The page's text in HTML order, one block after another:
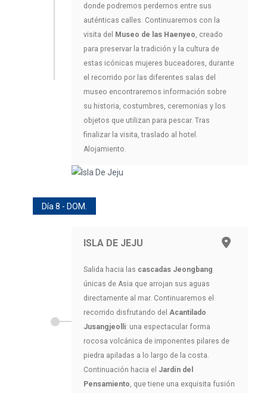
donde podremos perdernos entre sus
auténticas calles. Continuaremos con la
visita del Museo de las Haenyeo , creado
para preservar la tradición y la cultura de
estas icónicas mujeres buceadores, durante
el recorrido por las diferentes salas del
museo encontraremos información sobre
su historia, costumbres, ceremonias y los
objetos que utilizan para pescar. Tras
finalizar la visita, traslado al hotel.
Alojamiento.
Día 8 - DOM.
ISLA DE JEJU
Salida hacia las cascadas Jeongbang
únicas de Asia que arrojan sus aguas
directamente al mar. Continuaremos el
recorrido disfrutando del Acantilado
Jusangjeolli: una espectacular forma
rocosa volcánica de imponentes pilares de
piedra apiladas a lo largo de la costa.
Continuación hacia el Jardín del
Pensamiento , que tiene una exquisita fusión